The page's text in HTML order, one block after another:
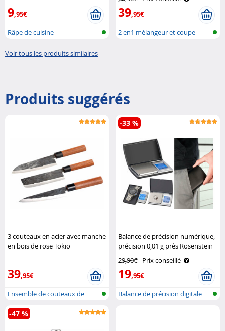
9,95€
Râpe de cuisine
39,95€
2 en1 mélangeur et coupe-
Voir tous les produits similaires
Produits suggérés
3 couteaux en acier avec manche
en bois de rose Tokio
39,95€
Ensemble de couteaux de
cuisine fai..
Balance de précision numérique,
précision 0,01 g près Rosenstein
29,90€ Prix conseillé
19,95€
-33 %
Balance de précision digitale
-47 %